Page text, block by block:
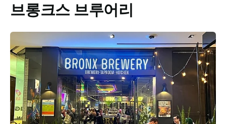
브롱크스 브루어리